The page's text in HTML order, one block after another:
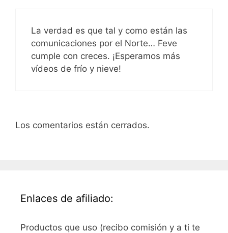
La verdad es que tal y como están las
comunicaciones por el Norte… Feve
cumple con creces. ¡Esperamos más
vídeos de frío y nieve!
Los comentarios están cerrados.
Enlaces de afiliado:
Productos que uso (recibo comisión y a ti te